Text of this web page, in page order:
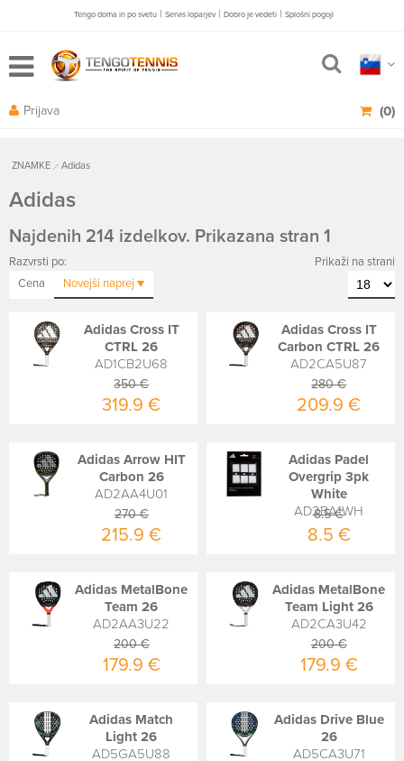
Tengo doma in po svetu | Servis loparjev | Dobro je vedeti | Splošni pogoji
(0)
Prijava
ZNAMKE Adidas
Adidas
Najdenih 214 izdelkov. Prikazana stran 1
Razvrsti po:
Cena
Novejši naprej
Prikaži na strani
Adidas Cross IT
CTRL 26
AD1CB2U68
350 €
319.9 €
Adidas Cross IT
Carbon CTRL 26
AD2CA5U87
280 €
209.9 €
Adidas Arrow HIT
Carbon 26
AD2AA4U01
270 €
215.9 €
Adidas Padel
Overgrip 3pk
White
AD2BA1WH
8.5 €
8.5 €
Adidas MetalBone
Team 26
AD2AA3U22
200 €
179.9 €
Adidas MetalBone
Team Light 26
AD2CA3U42
200 €
179.9 €
Adidas Match
Light 26
AD5GA5U88
Adidas Drive Blue
26
AD5CA3U71